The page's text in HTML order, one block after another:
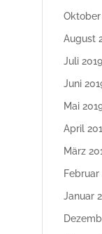
Oktober
August
Juli 2019
Juni
Mai
April
März
Februar
Januar